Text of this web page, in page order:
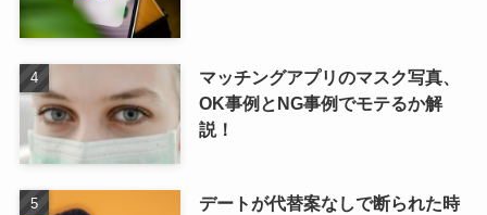
マッチングアプリのマスク写真、
OK事例とNG事例でモテるか解
説！
デートが代替案なしで断られた時